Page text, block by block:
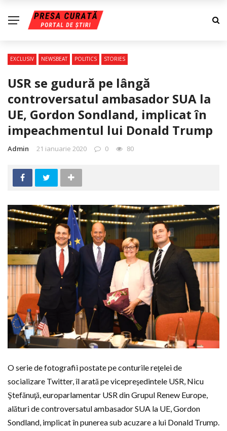
EXCLUSIV NEWSBEAT POLITICS STORIES
USR se gudură pe lângă
controversatul ambasador SUA la
UE, Gordon Sondland, implicat în
impeachmentul lui Donald Trump
Admin 21 ianuarie 2020 0 80
O serie de fotografii postate pe conturile reţelei de
socializare Twitter, îl arată pe vicepreşedintele USR, Nicu
Ştefănuţă, europarlamentar USR din Grupul Renew Europe,
alături de controversatul ambasador SUA la UE, Gordon
Sondland, implicat în punerea sub acuzare a lui Donald Trump.